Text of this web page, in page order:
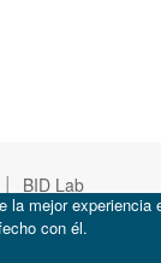
| BID Lab
la mejor
con él.